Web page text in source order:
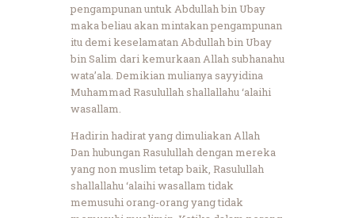
pengampunan untuk Abdullah bin Ubay
maka beliau akan mintakan pengampunan
itu demi keselamatan Abdullah bin Ubay
bin Salim dari kemurkaan Allah subhanahu
wata’ala. Demikian mulianya sayyidina
Muhammad Rasulullah shallallahu ‘alaihi
wasallam.
Hadirin hadirat yang dimuliakan Allah
Dan hubungan Rasulullah dengan mereka
yang non muslim tetap baik, Rasulullah
shallallahu ‘alaihi wasallam tidak
memusuhi orang-orang yang tidak